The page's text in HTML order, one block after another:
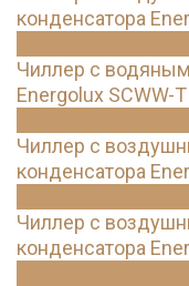
конденсатора
Чиллер с
Energolux SCWW-
Чиллер с
конденсатора
Чиллер с
конденсатора